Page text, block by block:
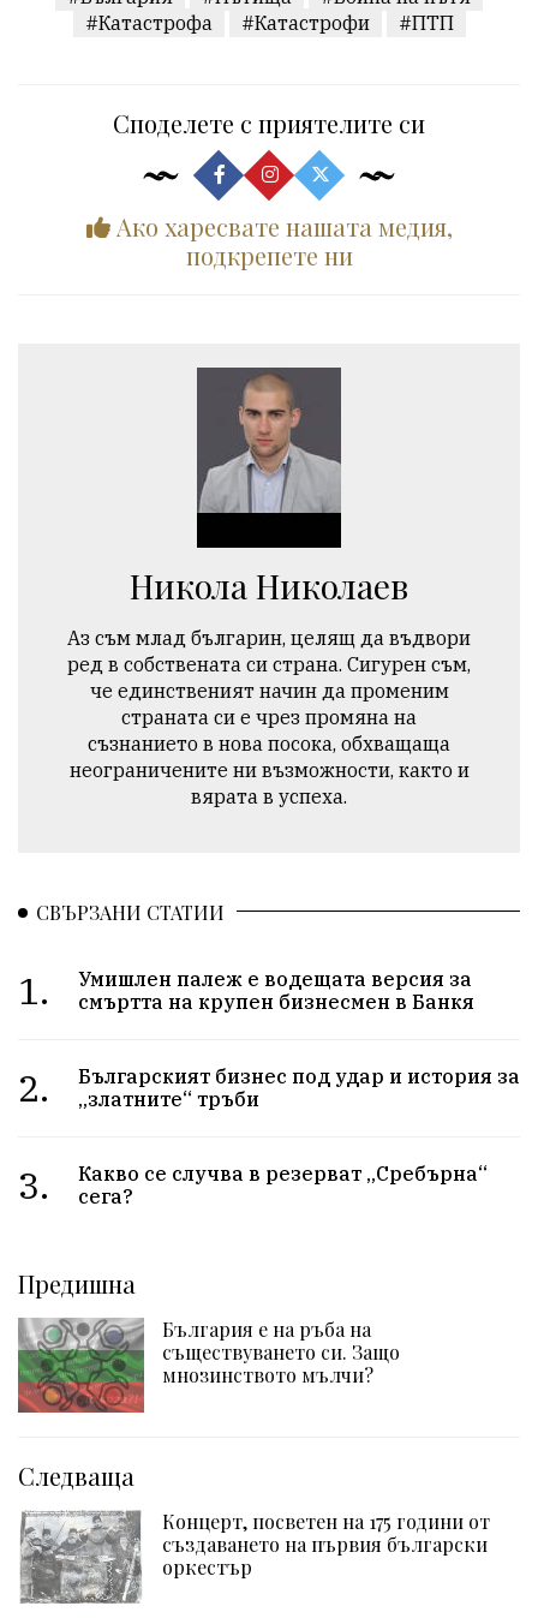
#Катастрофа
#Катастрофи #ПТП
Споделете с приятелите си
Ако харесвате нашата медия,
подкрепете ни
Никола Николаев
Аз съм млад българин, целящ да въдвори
ред в собствената си страна. Сигурен съм,
че единственият начин да променим
страната си е чрез промяна на
съзнанието в нова посока, обхващаща
неограничените ни възможности, както и
вярата в успеха.
СВЪРЗАНИ СТАТИИ
1.
Умишлен палеж е водещата версия за
смъртта на крупен бизнесмен в Банкя
2.
Българският бизнес под удар и история за
„златните“ тръби
3.
Какво се случва в резерват „Сребърна“
сега?
Предишна
България е на ръба на
съществуването си. Защо
мнозинството мълчи?
Следваща
Концерт, посветен на 175 години от
създаването на първия български
оркестър